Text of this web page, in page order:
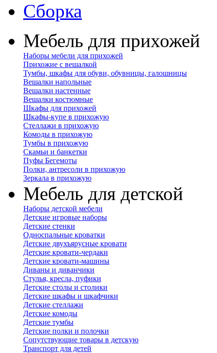
Сборка
Мебель для прихожей
Наборы мебели для прихожей
Прихожие с вешалкой
Тумбы, шкафы для обуви, обувницы, галошницы
Вешалки напольные
Вешалки настенные
Вешалки костюмные
Шкафы для прихожей
Шкафы-купе в прихожую
Стеллажи в прихожую
Комоды в прихожую
Тумбы в прихожую
Скамьи и банкетки
Пуфы Бегемоты
Полки, антресоли в прихожую
Зеркала в прихожую
Мебель для детской
Наборы детской мебели
Детские игровые наборы
Детские стенки
Односпальные кроватки
Детские двухъярусные кровати
Детские кровати-чердаки
Детские кровати-машины
Диваны и диванчики
Стулья, кресла, пуфики
Детские столы и столики
Детские шкафы и шкафчики
Детские стеллажи
Детские комоды
Детские тумбы
Детские полки и полочки
Сопутствующие товары в детскую
Транспорт для детей